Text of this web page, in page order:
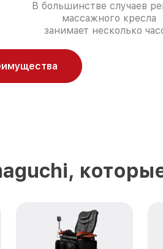
В большинстве случаев
массажного кресла
занимает несколько